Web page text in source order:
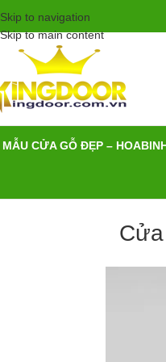
Skip to navigation
Skip to main content
MẪU CỬA GỖ ĐẸP –